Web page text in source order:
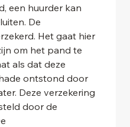
een huurder kan
De
Het gaat hier
om het pand te
als dat deze
ontstond door
Deze verzekering
door de